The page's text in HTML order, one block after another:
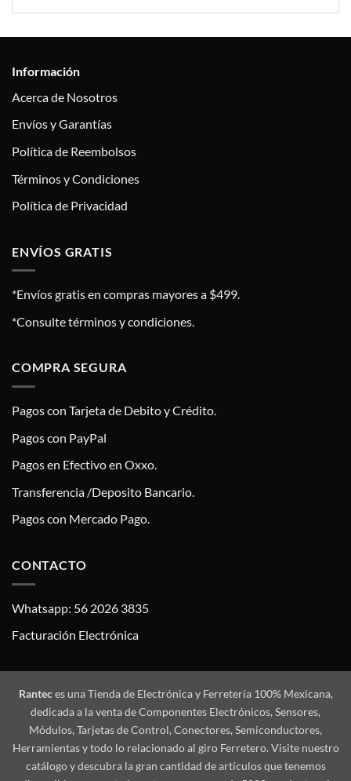
Información
Acerca de Nosotros
Envíos y Garantías
Política de Reembolsos
Términos y Condiciones
Política de Privacidad
ENVÍOS GRATIS
*Envíos gratis en compras mayores a $499.
*Consulte términos y condiciones.
COMPRA SEGURA
Pagos con Tarjeta de Debito y Crédito.
Pagos con PayPal
Pagos en Efectivo en Oxxo.
Transferencia /Deposito Bancario.
Pagos con Mercado Pago.
CONTACTO
Whatsapp: 56 2026 3835
Facturación Electrónica
Ranteces una Tienda de Electrónica y Ferretería 100% Mexicana,
dedicada a la venta de Componentes Electrónicos, Sensores,
Módulos, Tarjetas de Control, Conectores, Semiconductores,
Herramientas y todo lo relacionado al giro Ferretero. Visite nuestro
catálogo y descubra la gran cantidad de artículos que tenemos